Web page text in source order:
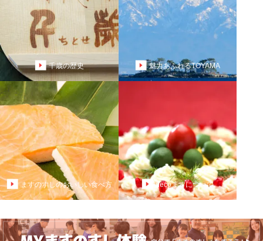
千歳の歴史 魅力あふれるTOYAMA
ますのすしのおいしい食べ方 decoますについて